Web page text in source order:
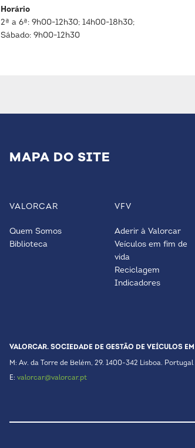
Horário
2ª a 6ª: 9h00-12h30; 14h00-18h30;
Sábado: 9h00-12h30
MAPA DO SITE
VALORCAR
Quem Somos
Biblioteca
VFV
Aderir à Valorcar
Veículos em fim de
vida
Reciclagem
Indicadores
VALORCAR. SOCIEDADE DE GESTÃO DE VEÍCULOS
M: Av. da Torre de Belém, 29. 1400-342 Lisboa. Portugal
E: valorcar@valorcar.pt